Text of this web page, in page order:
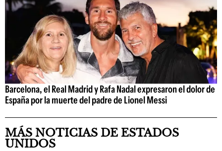
Barcelona, el Real Madrid y Rafa Nadal expresaron el dolor de
España por la muerte del padre de Lionel Messi
MÁS NOTICIAS DE ESTADOS
UNIDOS